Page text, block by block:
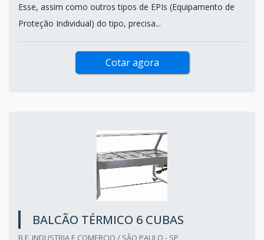
Esse, assim como outros tipos de EPIs (Equipamento de
Proteção Individual) do tipo, precisa...
Cotar agora
BALCÃO TÉRMICO 6 CUBAS
B.F. INDUSTRIA E COMERCIO / SÃO PAULO - SP